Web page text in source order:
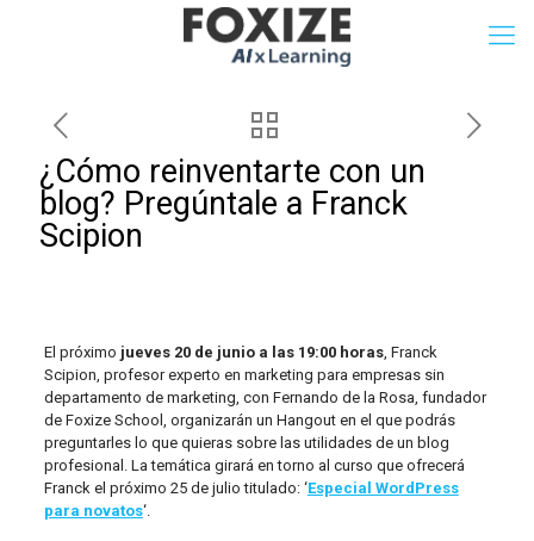
¿Cómo reinventarte con un
blog? Pregúntale a Franck
Scipion
El próximo jueves 20 de junio a las 19:00 horas, Franck
Scipion, profesor experto en marketing para empresas sin
departamento de marketing, con Fernando de la Rosa, fundador
de Foxize School, organizarán un Hangout en el que podrás
preguntarles lo que quieras sobre las utilidades de un blog
profesional. La temática girará en torno al curso que ofrecerá
Franck el próximo 25 de julio titulado: ‘Especial WordPress
para novatos‘.